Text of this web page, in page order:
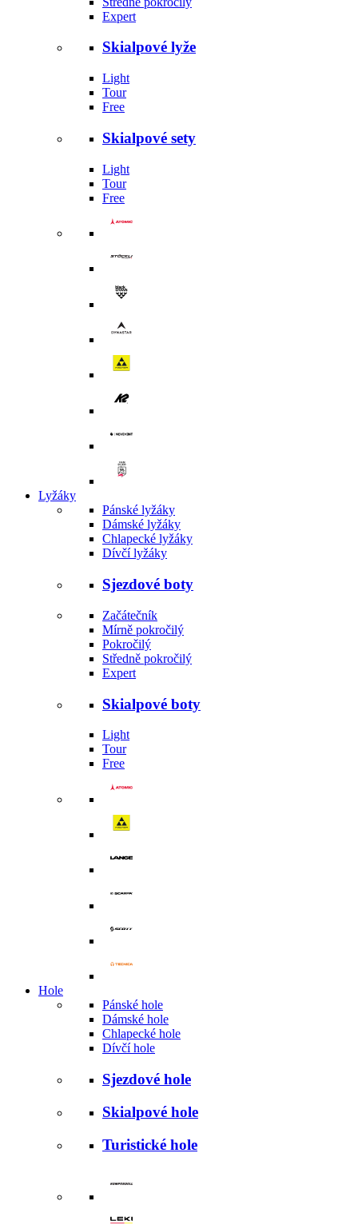
Expert
Skialpové lyže
Light
Tour
Free
Skialpové sety
Light
Tour
Free
Lyžáky
Pánské lyžáky
Dámské lyžáky
Chlapecké lyžáky
Dívčí lyžáky
Sjezdové boty
Začátečník
Mírně pokročilý
Pokročilý
Středně pokročilý
Expert
Skialpové boty
Light
Tour
Free
Hole
Pánské hole
Dámské hole
Chlapecké hole
Dívčí hole
Sjezdové hole
Skialpové hole
Turistické hole